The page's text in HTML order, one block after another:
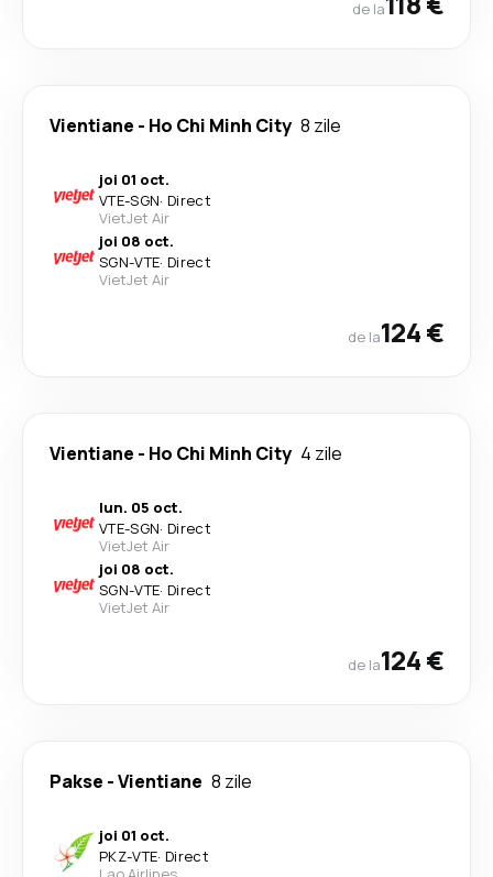
de la
Vientiane - Ho Chi Minh City 8 zile
joi 01 oct.
VTE-SGN· Direct
VietJet Air
joi 08 oct.
SGN-VTE· Direct
VietJet Air
de la124 €
Vientiane - Ho Chi Minh City 4 zile
lun. 05 oct.
VTE-SGN· Direct
VietJet Air
joi 08 oct.
SGN-VTE· Direct
VietJet Air
de la124 €
Pakse -Vientiane 8 zile
joi 01 oct.
PKZ-VTE· Direct